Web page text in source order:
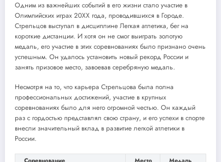
Одним из важнейших событий в его жизни стало участие в
Олимпийских играх 20XX года, проводившихся в Городе.
Стрельцов выступал в дисциплине Легкая атлетика, бег на
короткие дистанции. И хотя он не смог выиграть золотую
медаль, его участие в этих соревнованиях было признано очень
успешным. Он удалось установить новый рекорд России и
занять призовое место, завоевав серебряную медаль.
Несмотря на то, что карьера Стрельцова была полна
профессиональных достижений, участие в крупных
соревнованиях было для него огромной честью. Он каждый
раз с гордостью представлял свою страну, и его успехи в спорте
внесли значительный вклад в развитие легкой атлетики в
России.